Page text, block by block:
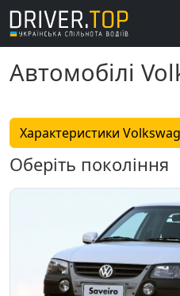
Автомобілі
Характеристики
Оберіть покоління